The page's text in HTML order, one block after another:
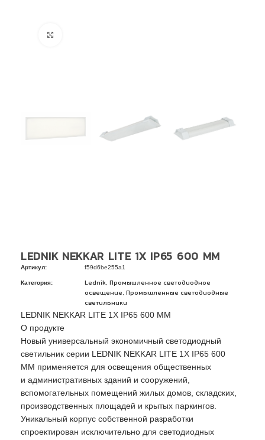
LEDNIK NEKKAR LITE 1X IP65 600 ММ
Артикул: f59d6be255a1
Категория: Lednik
Промышленное светодиодное
освещение
Промышленные светодиодные
светильники
LEDNIK NEKKAR LITE 1X IP65 600 ММ
О продукте
Новый универсальный экономичный светодиодный
светильник серии LEDNIK NEKKAR LITE 1X IP65 600
ММ применяется для освещения общественных
и административных зданий и сооружений,
вспомогательных помещений жилых домов, складских,
производственных площадей и крытых паркингов.
Уникальный корпус собственной разработки
спроектирован исключительно для светодиодных